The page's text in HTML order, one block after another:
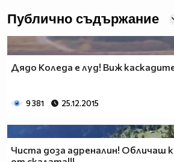
Публично съдържание
Дядо Коледа е луд! Виж
9 381 25.12.2015
Чиста доза адреналин! Oбличаш